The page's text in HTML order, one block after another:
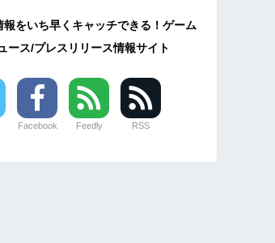
報をいち早くキャッチできる！ゲーム
ース/プレスリリース情報サイト
Facebook Feedly RSS